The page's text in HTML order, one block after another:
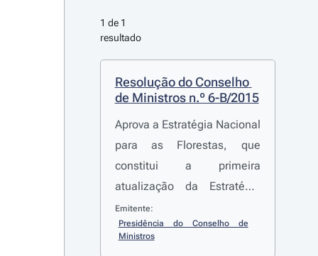
1 de 1
resultado
Resolução do Conselho
de Ministros n.º 6-B/2015
Aprova a Estratégia Nacional
para as Florestas, que
constitui a primeira
atualização da Estratégia
aprovada pela
Conselho de Ministros n.º
Emitente:
Presidência do Conselho de
Ministros